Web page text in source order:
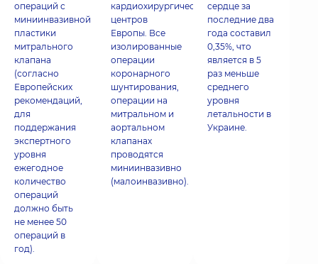
операций с
миниинвазивной
пластики
митрального
клапана
(согласно
Европейских
рекомендаций,
для
поддержания
экспертного
уровня
ежегодное
количество
операций
должно быть
не менее 50
операций в
год).
кардиохирургических
центров
Европы. Все
изолированные
операции
коронарного
шунтирования,
операции на
митральном и
аортальном
клапанах
проводятся
миниинвазивно
(малоинвазивно).
сердце за
последние два
года составил
0,35%, что
является в 5
раз меньше
среднего
уровня
летальности в
Украине.